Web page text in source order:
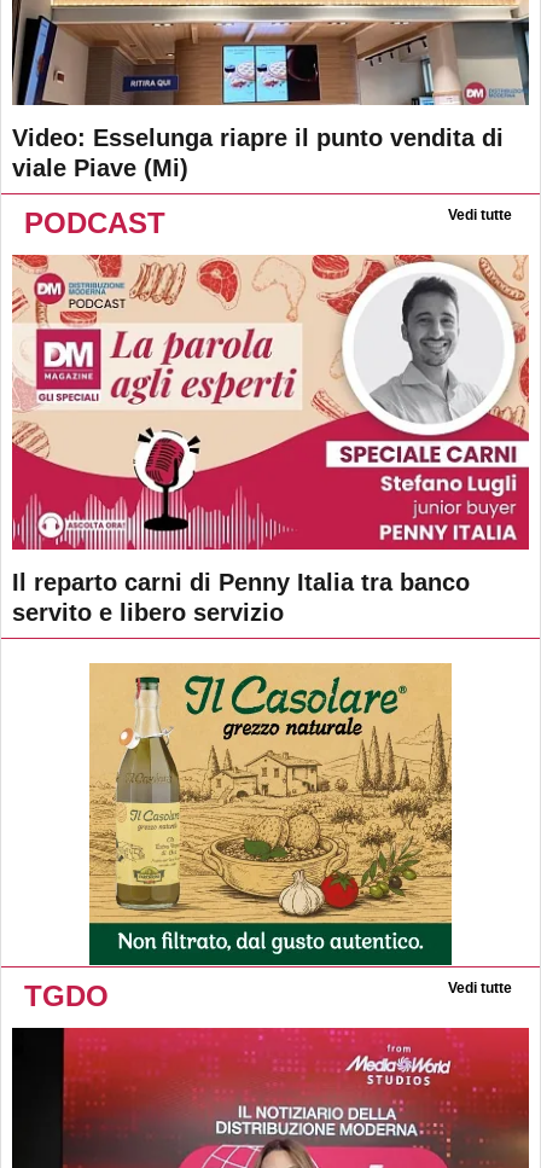
Video: Esselunga riapre il punto vendita di
viale Piave (Mi)
PODCAST Vedi tutte
Il reparto carni di Penny Italia tra banco
servito e libero servizio
TGDO Vedi tutte